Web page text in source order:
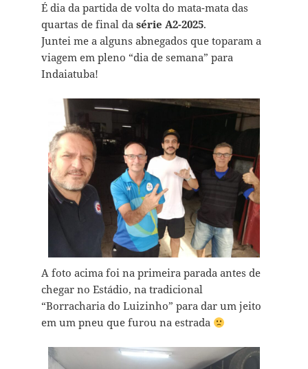
É dia da partida de volta do mata-mata das
quartas de final da série A2-2025.
Juntei me a alguns abnegados que toparam a
viagem em pleno “dia de semana” para
Indaiatuba!
A foto acima foi na primeira parada antes de
chegar no Estádio, na tradicional
“Borracharia do Luizinho” para dar um jeito
em um pneu que furou na estrada